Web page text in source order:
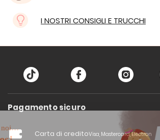
I NOSTRI CONSIGLI E TRUCCHI
Pagamento sicuro
Carta di creditoVisa, Mastercard, Electron